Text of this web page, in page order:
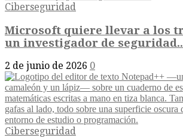
Ciberseguridad
Microsoft quiere llevar a los
un investigador de
2 de junio de 2026 0
Ciberseguridad